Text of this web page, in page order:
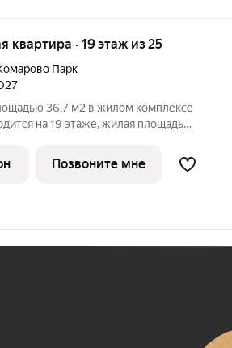
квартира · 19 этаж из 25
Парк
36.7 м2 в жилом комплексе
на 19 этаже, жилая площадь
на
Позвоните мне